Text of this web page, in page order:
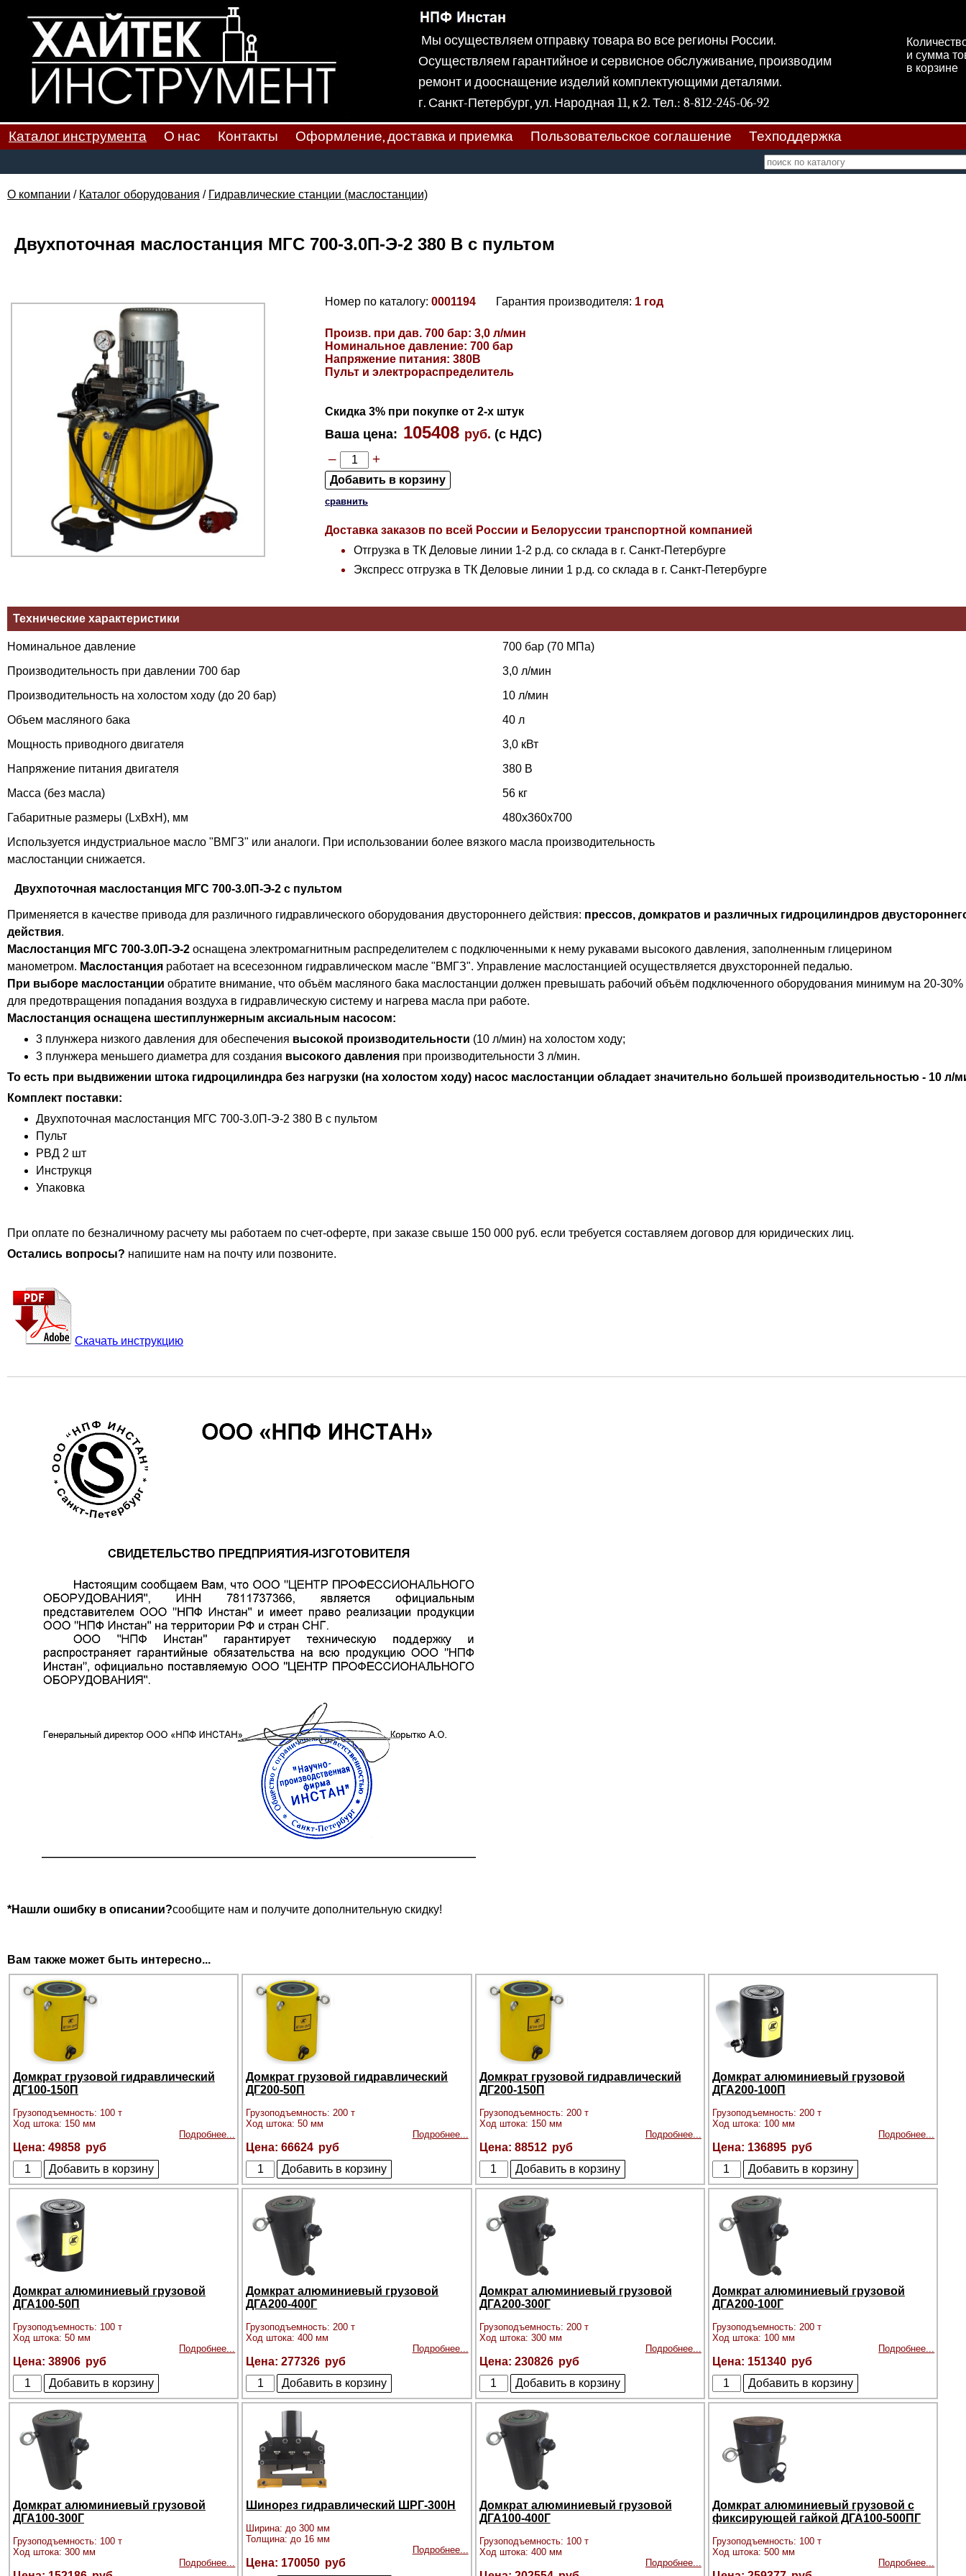
Мы осуществляем отправку товара во все регионы России.
Осуществляем гарантийное и сервисное обслуживание, производим
ремонт и дооснащение изделий комплектующими деталями.
г. Санкт-Петербург, ул. Народная 11, к 2. Тел.: 8-812-245-06-92
и сумма
в корзине
Каталог инструмента О нас Контакты Оформление, доставка и приемка Пользовательское соглашение Техподдержка
О компании / Каталог оборудования / Гидравлические станции (маслостанции)
Двухпоточная маслостанция МГС 700-3.0П-Э-2 380 В с пультом
Номер по каталогу: 0001194 Гарантия производителя: 1 год
Произв. при дав. 700 бар: 3,0 л/мин
Номинальное давление: 700 бар
Напряжение питания: 380В
Пульт и электрораспределитель
Скидка 3% при покупке от 2-х штук
Ваша цена: 105408 руб. (с НДС)
– +
сравнить
Доставка заказов по всей России и Белоруссии транспортной компанией
Отгрузка в ТК Деловые линии 1-2 р.д. со склада в г. Санкт-Петербурге
Экспресс отгрузка в ТК Деловые линии 1 р.д. со склада в г. Санкт-Петербурге
Технические характеристики
Номинальное давление
700 бар (70 МПа)
Производительность при давлении 700 бар
3,0 л/мин
Производительность на холостом ходу (до 20 бар)
10 л/мин
Объем масляного бака
40 л
Мощность приводного двигателя
3,0 кВт
Напряжение питания двигателя
380 В
Масса (без масла)
56 кг
Габаритные размеры (LxBхH), мм
480х360х700
Используется индустриальное масло "ВМГЗ" или аналоги. При использовании более вязкого масла производительность
маслостанции снижается.
Двухпоточная маслостанция МГС 700-3.0П-Э-2 с пультом
Применяется в качестве привода для различного гидравлического оборудования двустороннего действия: прессов, домкратов и различных гидроцилиндров
действия.
Маслостанция МГС 700-3.0П-Э-2 оснащена электромагнитным распределителем с подключенными к нему рукавами высокого давления, заполненным глицерином
манометром. Маслостанция работает на всесезонном гидравлическом масле "ВМГЗ". Управление маслостанцией осуществляется двухсторонней педалью.
При выборе маслостанции обратите внимание, что объём масляного бака маслостанции должен превышать рабочий объём подключенного оборудования минимум на 20-30%
для предотвращения попадания воздуха в гидравлическую систему и нагрева масла при работе.
Маслостанция оснащена шестиплунжерным аксиальным насосом:
3 плунжера низкого давления для обеспечения высокой производительности (10 л/мин) на холостом ходу;
3 плунжера меньшего диаметра для создания высокого давления при производительности 3 л/мин.
То есть при выдвижении штока гидроцилиндра без нагрузки (на холостом ходу) насос маслостанции обладает значительно большей производительностью - 10 л/
Комплект поставки:
Двухпоточная маслостанция МГС 700-3.0П-Э-2 380 В с пультом
Пульт
РВД 2 шт
Инструкця
Упаковка
При оплате по безналичному расчету мы работаем по счет-оферте, при заказе свыше 150 000 руб. если требуется составляем договор для юридических лиц.
Остались вопросы? напишите нам на почту или позвоните.
Скачать инструкцию
*Нашли ошибку в описании?сообщите нам и получите дополнительную скидку!
Вам также может быть интересно...
Домкрат грузовой гидравлический
ДГ100-150П
Грузоподъемность: 100 т
Ход штока: 150 мм
Подробнее...
49858
Домкрат грузовой гидравлический
ДГ200-50П
Грузоподъемность: 200 т
Ход штока: 50 мм
Подробнее...
66624
Домкрат грузовой гидравлический
ДГ200-150П
Грузоподъемность: 200 т
Ход штока: 150 мм
Подробнее...
88512
Домкрат алюминиевый грузовой
ДГА200-100П
Грузоподъемность: 200 т
Ход штока: 100 мм
Подробнее...
136895
Домкрат алюминиевый грузовой
ДГА100-50П
Грузоподъемность: 100 т
Ход штока: 50 мм
Подробнее...
38906
Домкрат алюминиевый грузовой
ДГА200-400Г
Грузоподъемность: 200 т
Ход штока: 400 мм
Подробнее...
277326
Домкрат алюминиевый грузовой
ДГА200-300Г
Грузоподъемность: 200 т
Ход штока: 300 мм
Подробнее...
230826
Домкрат алюминиевый грузовой
ДГА200-100Г
Грузоподъемность: 200 т
Ход штока: 100 мм
Подробнее...
151340
Домкрат алюминиевый грузовой
ДГА100-300Г
Грузоподъемность: 100 т
Ход штока: 300 мм
Подробнее...
Шинорез гидравлический ШРГ-300Н
Ширина: до 300 мм
Толщина: до 16 мм
Подробнее...
170050
Домкрат алюминиевый грузовой
ДГА100-400Г
Грузоподъемность: 100 т
Ход штока: 400 мм
Подробнее...
Домкрат алюминиевый грузовой с
фиксирующей гайкой ДГА100-500ПГ
Грузоподъемность: 100 т
Ход штока: 500 мм
Подробнее...